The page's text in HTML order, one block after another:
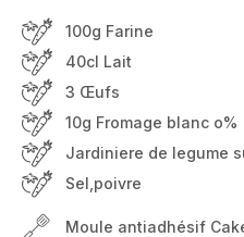
100g Farine
40cl Lait
3 Œufs
10g Fromage blanc o%
Jardiniere de legume
Sel,poivre
Moule antiadhésif